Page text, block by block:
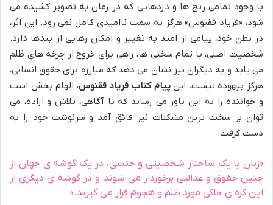
با وجود تمامی رنج ها و دردهایی که در رمان به تصویر کشیده می
شود، «فریاد ققنوس» هرگز به سمت ناامیدی کامل نمی رود. این اثر،
در بطن خود، پیامی از امید به تغییر و امکان رهایی از بندها دارد.
شخصیت اصلی، با تمام سختی ها، راهی برای خروج از چرخه های ظلم
می یابد و به دیگران نیز نشان می دهد که مبارزه برای حقوق انسانی،
هرگز بیهوده نیست. اینپیام کتاب فریاد ققنوس، الهام بخش است
و خواننده را به این باور می رساند که با آگاهی، تلاش و اراده، می
توان بر سخت ترین مشکلات نیز فائق آمد و سرنوشت خود را به
دست گرفت.
«زنان با یک ساختار شخصیتی و جنسی، در یک گوشه ی جهان از
چنین حقوق و عدالتی برخوردار می شوند و در گوشه ی دیگری از
این کره ی خاکی مورد ظلم و هجوم قرار می گیرند.»